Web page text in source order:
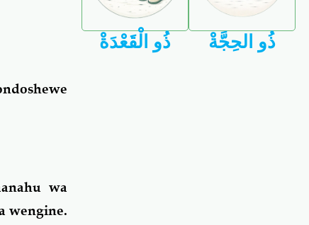
wa
wengine.
ذُو الْقَعْدَةْ ذُو الحِجَّةْ